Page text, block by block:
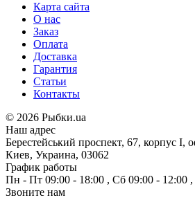
Карта сайта
О нас
Заказ
Оплата
Доставка
Гарантия
Статьи
Контакты
© 2026 Рыбки.ua
Наш адрес
Берестейський проспект, 67, корпус I,
Киев, Украина, 03062
График работы
Пн - Пт 09:00 - 18:00 , Сб 09:00 - 12:00 ,
Звоните нам